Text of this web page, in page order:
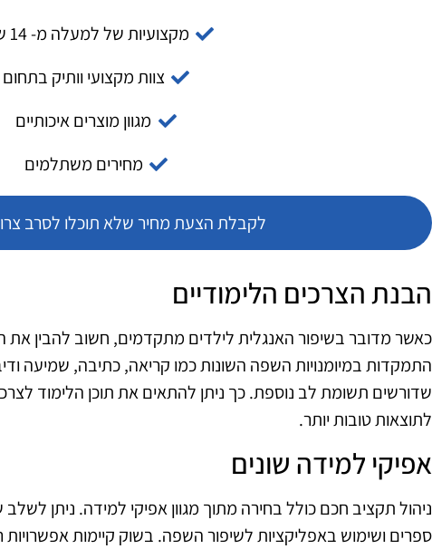
מקצועיות של למעלה מ- 14 שנה
צוות מקצועי וותיק בתחום
מגוון מוצרים איכותיים
מחירים משתלמים
לקבלת הצעת מחיר שלא תוכלו לסרב
הבנת הצרכים הלימודיים
כאשר מדובר בשיפור האנגלית לילדים מתקדמים, חשוב להבין את
התמקדות במיומנויות השפה השונות כמו קריאה, כתיבה, שמיעה
שדורשים תשומת לב נוספת. כך ניתן להתאים את תוכן הלימוד
לתוצאות טובות יותר.
אפיקי למידה שונים
ניהול תקציב חכם כולל בחירה מתוך מגוון אפיקי למידה. ניתן לשלב
ספרים ושימוש באפליקציות לשיפור השפה. בשוק קיימות